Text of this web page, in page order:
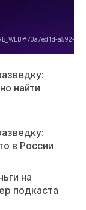
найти
в России
на
подкаста